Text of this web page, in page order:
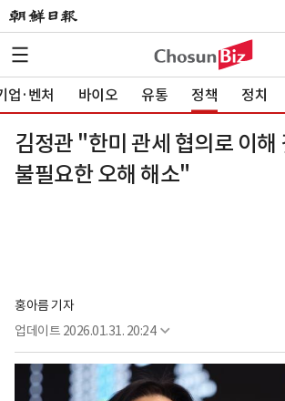
업·벤처 바이오 유통 정책 정치
김정관 "한미 관세 협의로 이
불필요한 오해 해소"
홍아름 기자
업데이트 2026.01.31. 20:24